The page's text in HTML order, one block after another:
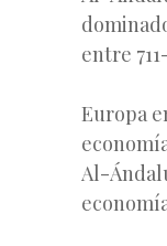
entre
Europa
Al-